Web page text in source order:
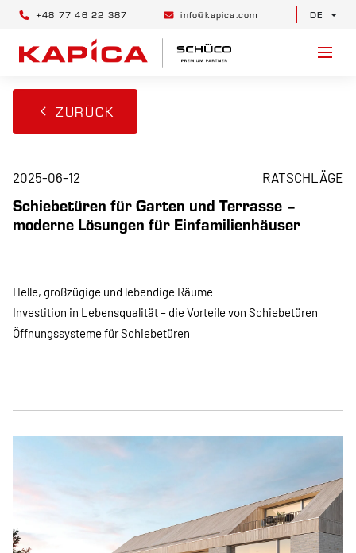
+48 77 46 22 387 info@kapica.com DE
ZURÜCK
2025-06-12 RATSCHLÄGE
Schiebetüren für Garten und Terrasse –
moderne Lösungen für Einfamilienhäuser
Helle, großzügige und lebendige Räume
Investition in Lebensqualität – die Vorteile von Schiebetüren
Öffnungssysteme für Schiebetüren